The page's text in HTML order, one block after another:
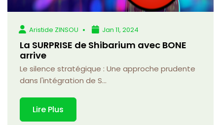
Aristide ZINSOU Jan 11, 2024
La SURPRISE de Shibarium avec BONE
arrive
Le silence stratégique : Une approche prudente
dans l'intégration de S...
Lire Plus